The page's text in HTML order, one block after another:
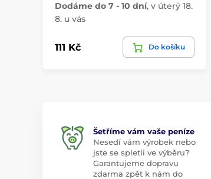
Dodáme do 7 - 10 dní, v úterý 18.
8. u vás
111 Kč Do košíku
Šetříme vám vaše peníze
Nesedí vám výrobek nebo
jste se spletli ve výběru?
Garantujeme dopravu
zdarma zpět k nám do